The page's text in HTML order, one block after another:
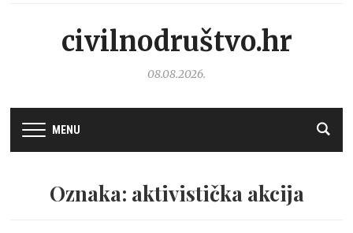
civilnodruštvo.hr
08.08.2026.
MENU
Oznaka: aktivistička akcija